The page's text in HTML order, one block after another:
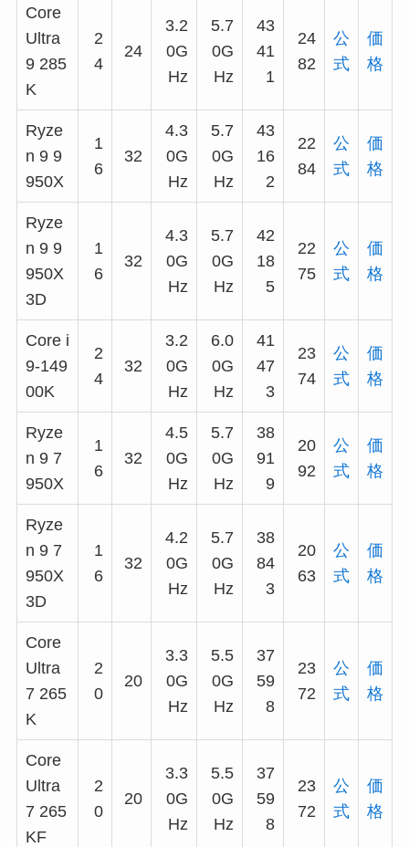
Core
Ultra
9 285
K
2
4
24
3.2
0G
Hz
5.7
0G
Hz
43
41
1
24
82
公
式
価
格
Ryze
n 9 9
950X
1
6
32
4.3
0G
Hz
5.7
0G
Hz
43
16
2
22
84
公
式
価
格
Ryze
n 9 9
950X
3D
1
6
32
4.3
0G
Hz
5.7
0G
Hz
42
18
5
22
75
公
式
価
格
Core i
9-149
00K
2
4
32
3.2
0G
Hz
6.0
0G
Hz
41
47
3
23
74
公
式
価
格
Ryze
n 9 7
950X
1
6
32
4.5
0G
Hz
5.7
0G
Hz
38
91
9
20
92
公
式
価
格
Ryze
n 9 7
950X
3D
1
6
32
4.2
0G
Hz
5.7
0G
Hz
38
84
3
20
63
公
式
価
格
Core
Ultra
7 265
K
2
0
20
3.3
0G
Hz
5.5
0G
Hz
37
59
8
23
72
公
式
価
格
Core
Ultra
7 265
KF
2
0
20
3.3
0G
Hz
5.5
0G
Hz
37
59
8
23
72
公
式
価
格